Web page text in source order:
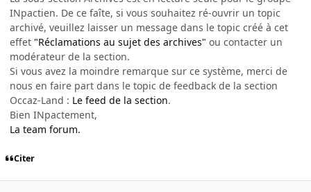
INpactien. De ce faîte, si vous souhaitez ré-ouvrir un topic
archivé, veuillez laisser un message dans le topic créé à cet
effet "Réclamations au sujet des archives" ou contacter un
modérateur de la section.
Si vous avez la moindre remarque sur ce système, merci de
nous en faire part dans le topic de feedback de la section
Occaz-Land : Le feed de la section.
Bien INpactement,
La team forum.
Citer